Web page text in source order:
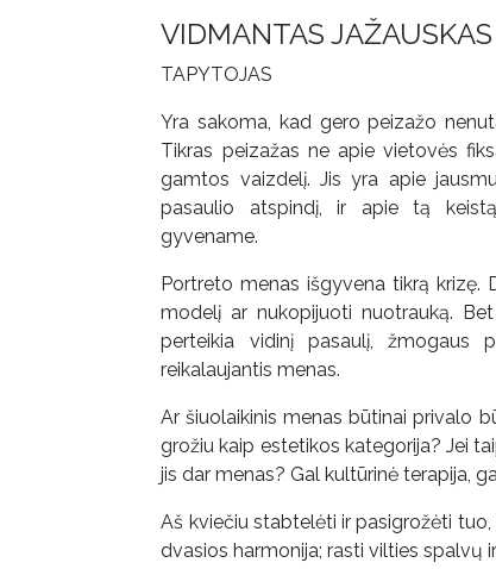
VIDMANTAS JAŽAUSKAS
TAPYTOJAS
Yra sakoma, kad gero peizažo
Tikras peizažas ne apie vietovės
gamtos vaizdelį. Jis yra apie
pasaulio atspindį, ir apie tą
gyvename.
Portreto menas išgyvena tikrą
modelį ar nukopijuoti nuotrauką.
perteikia vidinį pasaulį, žmogaus
reikalaujantis menas.
Ar šiuolaikinis menas būtinai privalo
grožiu kaip estetikos kategorija? Jei
jis dar menas? Gal kultūrinė terapija,
Aš kviečiu stabtelėti ir pasigrožėti
dvasios harmonija; rasti vilties spalvų